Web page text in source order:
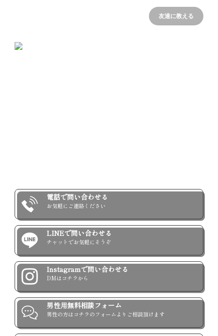
友達に教える
●出張＆オンラインカウンセリング
●成婚後の結婚準備サポート
専任カウンセラーと一緒に1年以内の成婚を目指しましょう！
ー 代表カウンセラーより ー
はじめまして、代表カウンセラーの伊藤です。
私達は飲食コンサルタント・ブライダル事業など約20年に渡
りサービス業に携わっております。
サービス業従事者ともなるとなかなか一般業種の方と会う時
間や日常の連絡ひとつも難しい(余力がない)ものですよね。
私自身も「出会いがない」「時間がない」「余裕がない」…
そんな毎日を過ごすばかりでした。
電話で問い合わせる
お気軽にご連絡ください
LINEで問い合わせる
チャットでお気軽にそうぞ
Instagramで問い合わせる
DMはコチラから
男性用無料相談フォーム
男性の方はコチラのフォームよりご相談頂けます